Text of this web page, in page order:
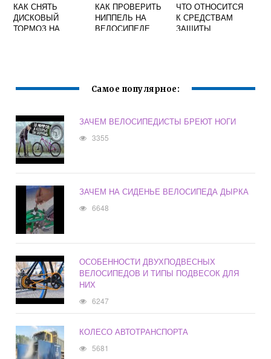
КАК СНЯТЬ
ДИСКОВЫЙ
ТОРМОЗ НА
КАК ПРОВЕРИТЬ
НИППЕЛЬ НА
ВЕЛОСИПЕДЕ
ЧТО ОТНОСИТСЯ
К СРЕДСТВАМ
ЗАЩИТЫ
Самое популярное:
ЗАЧЕМ ВЕЛОСИПЕДИСТЫ БРЕЮТ НОГИ
3355
ЗАЧЕМ НА СИДЕНЬЕ ВЕЛОСИПЕДА ДЫРКА
6648
ОСОБЕННОСТИ ДВУХПОДВЕСНЫХ
ВЕЛОСИПЕДОВ И ТИПЫ ПОДВЕСОК ДЛЯ
НИХ
6247
КОЛЕСО АВТОТРАНСПОРТА
5681